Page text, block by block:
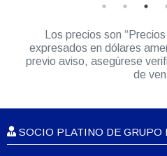
Los precios son
expresados en dólares
previo aviso, asegúrese
de
SOCIO PLATINO DE GRUPO